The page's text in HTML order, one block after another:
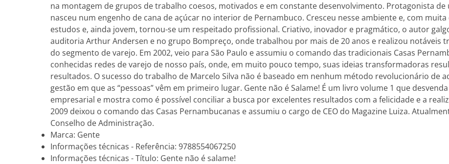
na montagem de grupos de trabalho coesos, motivados e em constante desenvolvimento. Protagonista de
nasceu num engenho de cana de açúcar no interior de Pernambuco. Cresceu nesse ambiente e, com
estudos e, ainda jovem, tornou-se um respeitado profissional. Criativo, inovador e pragmático, o autor
auditoria Arthur Andersen e no grupo Bompreço, onde trabalhou por mais de 20 anos e realizou notáveis
do segmento de varejo. Em 2002, veio para São Paulo e assumiu o comando das tradicionais Casas
conhecidas redes de varejo de nosso país, onde, em muito pouco tempo, suas ideias transformadoras
resultados. O sucesso do trabalho de Marcelo Silva não é baseado em nenhum método revolucionário de
gestão em que as “pessoas” vêm em primeiro lugar. Gente não é Salame! É um livro volume 1 que
empresarial e mostra como é possível conciliar a busca por excelentes resultados com a felicidade e a
2009 deixou o comando das Casas Pernambucanas e assumiu o cargo de CEO do Magazine Luiza.
Conselho de Administração.
Marca: Gente
Informações técnicas - Referência: 9788554067250
Informações técnicas - Título: Gente não é salame!